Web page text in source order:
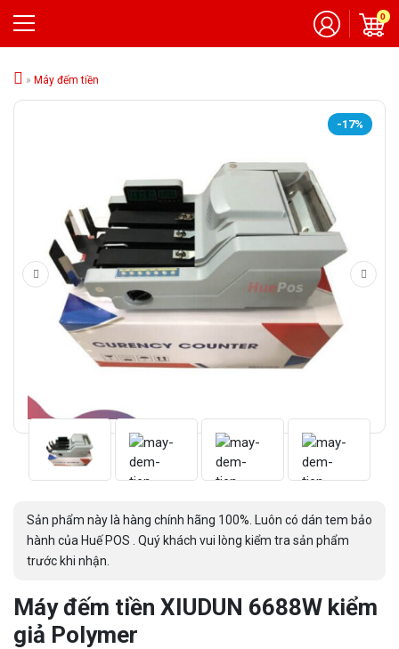
0
» Máy đếm tiền
-17%
Sản phẩm này là hàng chính hãng 100%. Luôn có dán tem bảo
hành của Huế POS . Quý khách vui lòng kiểm tra sản phẩm
trước khi nhận.
Máy đếm tiền XIUDUN 6688W kiểm
giả Polymer